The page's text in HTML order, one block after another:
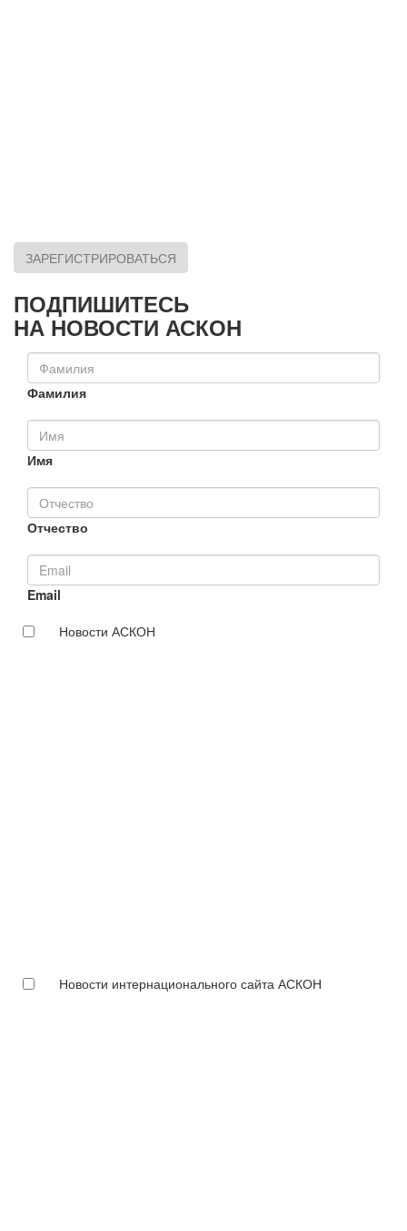
ЗАРЕГИСТРИРОВАТЬСЯ
ПОДПИШИТЕСЬ
НА НОВОСТИ АСКОН
Фамилия
Имя
Отчество
Email
Новости АСКОН
Новости интернационального сайта АСКОН